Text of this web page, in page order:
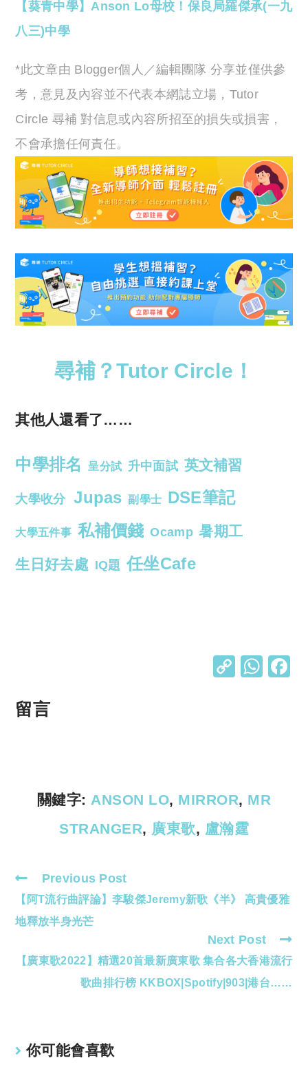
【葵青中學】Anson Lo母校！保良局羅傑承(一九
八三)中學
*此文章由 Blogger個人／編輯團隊 分享並僅供參
考，意見及內容並不代表本網誌立場，Tutor
Circle 尋補 對信息或內容所招至的損失或損害，
不會承擔任何責任。
尋補？Tutor Circle！
其他人還看了……
中學排名 呈分試 升中面試 英文補習
大學收分 Jupas 副學士 DSE筆記
大學五件事 私補價錢 Ocamp 暑期工
生日好去處 IQ題 任坐Cafe
C
k
W
留言
關鍵字: ANSON LO, MIRROR, MR
STRANGER, 廣東歌, 盧瀚霆
Read
more
articles
Previous Post
【阿T流行曲評論】李駿傑Jeremy新歌《半》 高貴優雅
地釋放半身光芒
Next Post
【廣東歌2022】精選20首最新廣東歌 集合各大香港流行
歌曲排行榜 KKBOX|Spotify|903|港台……
你可能會喜歡